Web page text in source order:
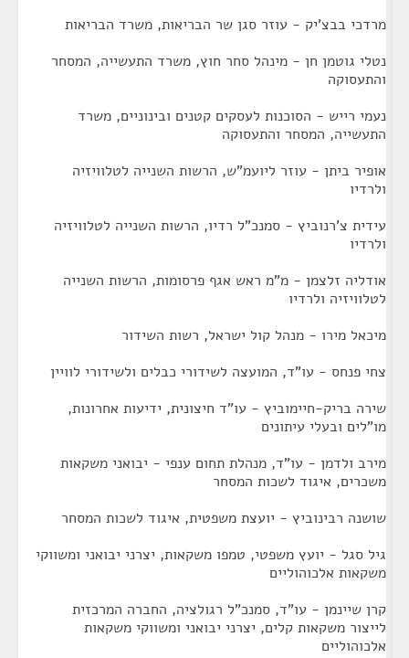
מרדכי בבצ'יק - עוזר סגן שר הבריאות, משרד הבריאות
נטלי גוטמן חן - מינהל סחר חוץ, משרד התעשייה, המסחר
והתעסוקה
נעמי רייש - הסוכנות לעסקים קטנים ובינוניים, משרד
התעשייה, המסחר והתעסוקה
אופיר ביתן - עוזר ליועמ"ש, הרשות השנייה לטלוויזיה
ולרדיו
עידית צ'רנוביץ - סמנכ"ל רדיו, הרשות השנייה לטלוויזיה
ולרדיו
אודליה זלצמן - מ"מ ראש אגף פרסומות, הרשות השנייה
לטלוויזיה ולרדיו
מיכאל מירו - מנהל קול ישראל, רשות השידור
צחי פנחס - עו"ד, המועצה לשידורי כבלים ולשידורי לוויין
שירה בריק-חיימוביץ - עו"ד חיצונית, ידיעות אחרונות,
מו"לים ובעלי עיתונים
מירב ולדמן - עו"ד, מנהלת תחום ענפי - יבואני משקאות
משכרים, איגוד לשכות המסחר
שושנה רבינוביץ - יועצת משפטית, איגוד לשכות המסחר
גיל סגל - יועץ משפטי, טמפו משקאות, יצרני יבואני ומשווקי
משקאות אלכוהוליים
קרן שיינמן - עו"ד, סמנכ"ל רגולציה, החברה המרכזית
לייצור משקאות קלים, יצרני יבואני ומשווקי משקאות
אלכוהוליים